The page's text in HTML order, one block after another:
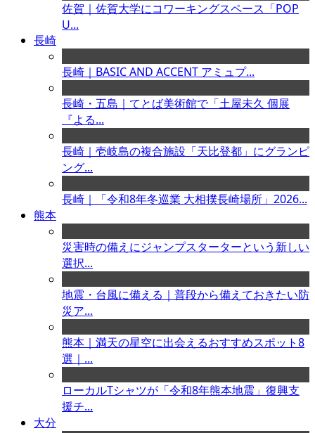
佐賀｜佐賀大学にコワーキングスペース「POP
U...
長崎
長崎｜BASIC AND ACCENT アミュプ...
長崎・五島｜てとば美術館で「土屋未久 個展
『よる...
長崎｜壱岐島の複合施設「天比登都」にグランピ
ング...
長崎｜「令和8年冬巡業 大相撲長崎場所」2026...
熊本
災害時の備えにジャンプスターターという新しい
選択...
地震・台風に備える｜普段から備えておきたい防
災ア...
熊本｜満天の星空に出会えるおすすめスポット8
選｜...
ローカルTシャツが「令和8年熊本地震」復興支
援チ...
大分